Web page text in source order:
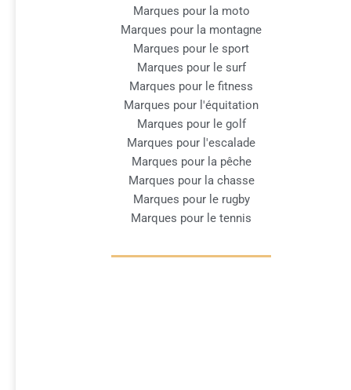
Marques pour la moto
Marques pour la montagne
Marques pour le sport
Marques pour le surf
Marques pour le fitness
Marques pour l'équitation
Marques pour le golf
Marques pour l'escalade
Marques pour la pêche
Marques pour la chasse
Marques pour le rugby
Marques pour le tennis